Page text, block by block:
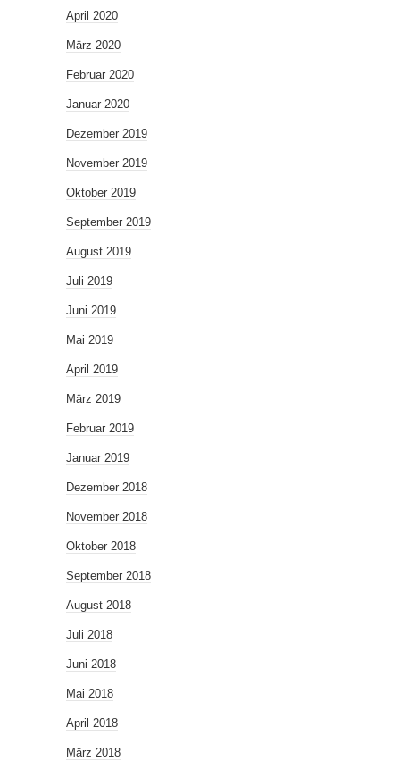
April 2020
März 2020
Februar 2020
Januar 2020
Dezember 2019
November 2019
Oktober 2019
September 2019
August 2019
Juli 2019
Juni 2019
Mai 2019
April 2019
März 2019
Februar 2019
Januar 2019
Dezember 2018
November 2018
Oktober 2018
September 2018
August 2018
Juli 2018
Juni 2018
Mai 2018
April 2018
März 2018